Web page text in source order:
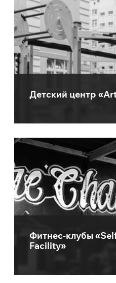
Детский центр
Фитнес-клубы
Facility»